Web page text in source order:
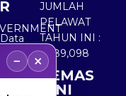
Awam
JUMLAH
PELAWAT
TAHUN INI :
5,489,098
KEMAS
KINI
− ×